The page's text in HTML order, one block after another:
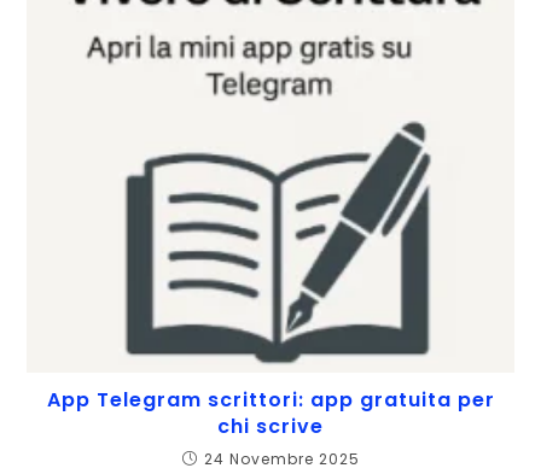
App Telegram scrittori: app gratuita per
chi scrive
24 Novembre 2025